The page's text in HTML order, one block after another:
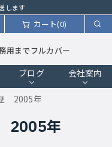
します
カート(0)
用までフルカバー
ブログ 会社案内
2005年
2005年